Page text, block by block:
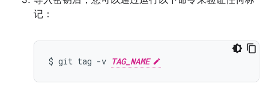
记：
$ git tag -v TAG_NAME